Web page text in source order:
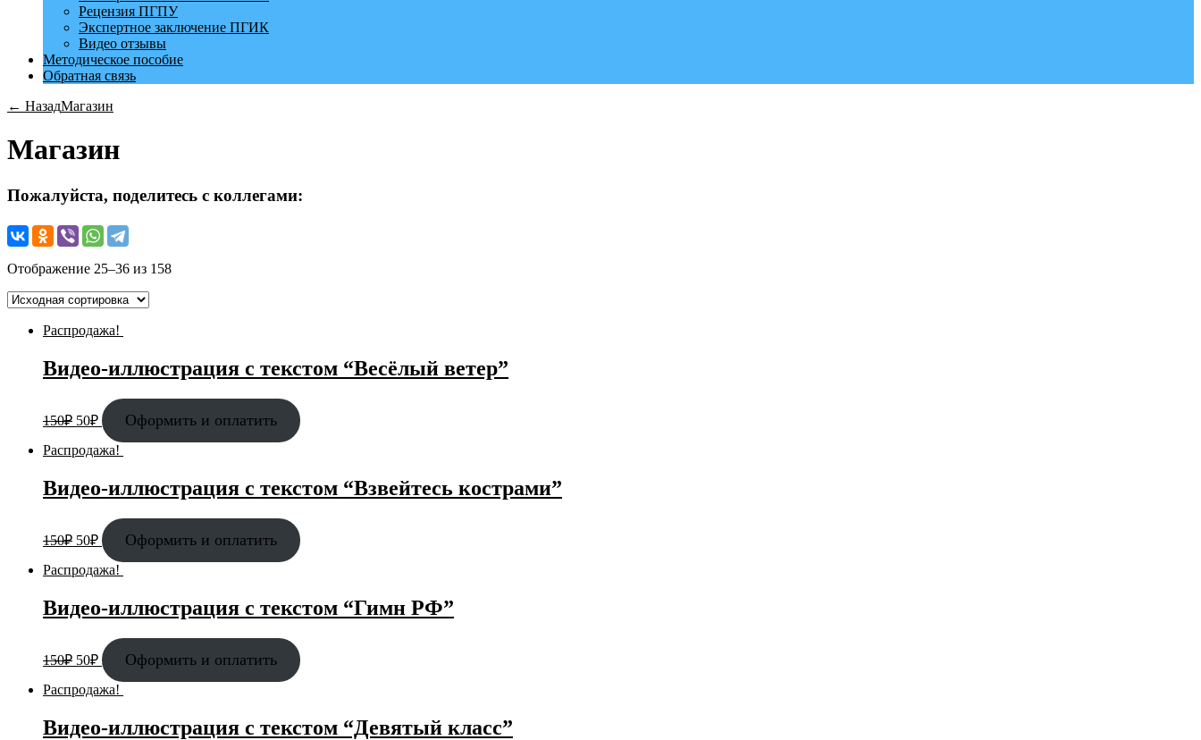
Рецензия ПГПУ
Экспертное заключение ПГИК
Видео отзывы
Методическое пособие
Обратная связь
← НазадМагазин
Магазин
Пожалуйста, поделитесь с коллегами:
Отображение 25–36 из 158
Распродажа!
Видео-иллюстрация с текстом “Весёлый ветер”
150₽ 50₽ Оформить и оплатить
Распродажа!
Видео-иллюстрация с текстом “Взвейтесь кострами”
150₽ 50₽ Оформить и оплатить
Распродажа!
Видео-иллюстрация с текстом “Гимн РФ”
150₽ 50₽ Оформить и оплатить
Распродажа!
Видео-иллюстрация с текстом “Девятый класс”